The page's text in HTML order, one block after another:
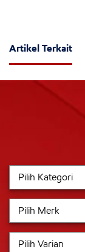
Artikel Terkait